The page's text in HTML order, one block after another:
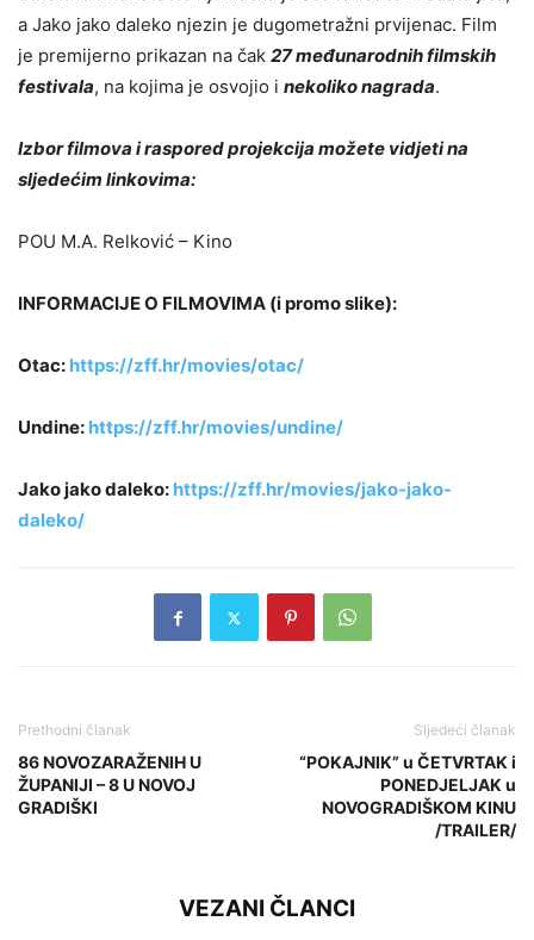
a Jako jako daleko njezin je dugometražni prvijenac. Film
je premijerno prikazan na čak 27 međunarodnih filmskih
festivala, na kojima je osvojio i nekoliko nagrada.
Izbor filmova i raspored projekcija možete vidjeti na
sljedećim linkovima:
POU M.A. Relković – Kino
INFORMACIJE O FILMOVIMA (i promo slike):
Otac: https://zff.hr/movies/otac/
Undine: https://zff.hr/movies/undine/
Jako jako daleko: https://zff.hr/movies/jako-jako-
daleko/
Prethodni članak
86 NOVOZARAŽENIH U
ŽUPANIJI – 8 U NOVOJ
GRADIŠKI
Sljedeći članak
“POKAJNIK” u ČETVRTAK i
PONEDJELJAK u
NOVOGRADIŠKOM KINU
/TRAILER/
VEZANI ČLANCI